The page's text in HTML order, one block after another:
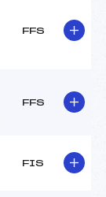
FFS
FFS
FIS